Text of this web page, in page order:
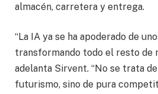
almacén, carretera y entrega.
“La IA ya se ha apoderado de
transformando todo el resto de
adelanta Sirvent. “No se trata
futurismo, sino de pura